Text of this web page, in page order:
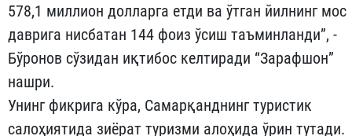
578,1 миллион долларга етди ва ўтган йилнинг мос
даврига нисбатан 144 фоиз ўсиш таъминланди”, -
Бўронов сўзидан иқтибос келтиради “Зарафшон”
нашри.
Унинг фикрига кўра, Самарқанднинг туристик
салоҳиятида зиёрат туризми алоҳида ўрин тутади.